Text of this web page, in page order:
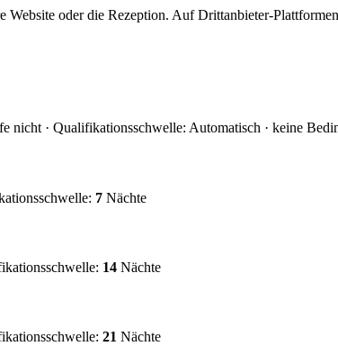
Website oder die Rezeption. Auf Drittanbieter-
nicht · Qualifikationsschwelle: Automatisch · keine
: 7 Nächte
: 14 Nächte
: 21 Nächte